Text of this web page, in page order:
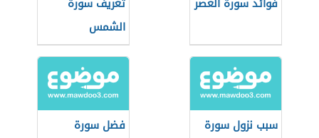
الشمس
سبب نزول سورة
فضل سورة